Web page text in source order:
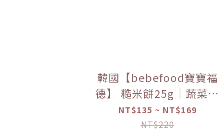
韓國【bebefood寶寶福
德】 糙米餅25g｜蔬菜｜
水果｜10m+｜常溫
NT$135 ~ NT$169
NT$220